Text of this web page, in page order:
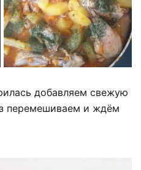
добавляем свежую
перемешиваем и ждём